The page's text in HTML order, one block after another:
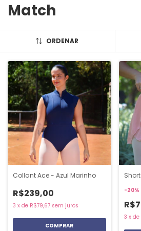
Match
ORDENAR
Collant Ace - Azul Marinho
R$239,00
3 x de R$79,67 sem juros
COMPRAR
-20%
3 x de